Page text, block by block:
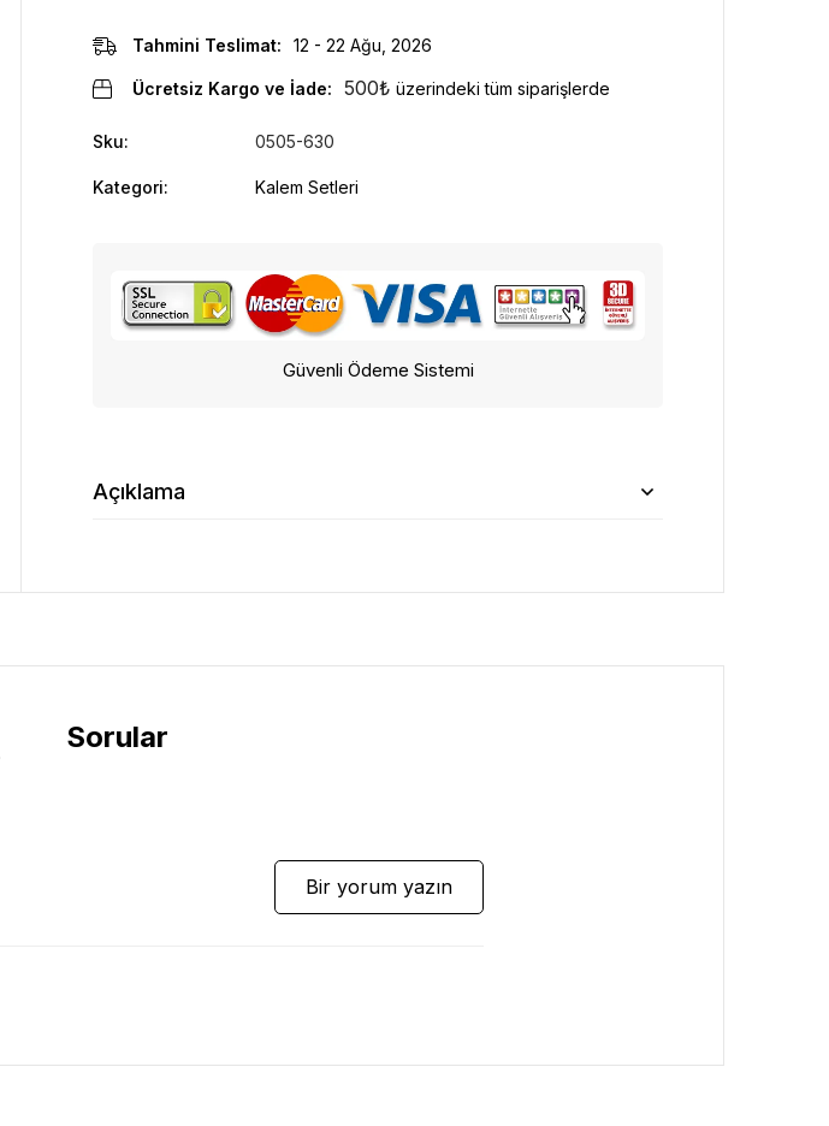
Tahmini Teslimat: 12 - 22 Ağu, 2026
Ücretsiz Kargo ve İade: 500₺ üzerindeki tüm siparişlerde
Sku: 0505-630
Kategori: Kalem Setleri
Güvenli Ödeme Sistemi
Açıklama
Sorular
Bir yorum yazın